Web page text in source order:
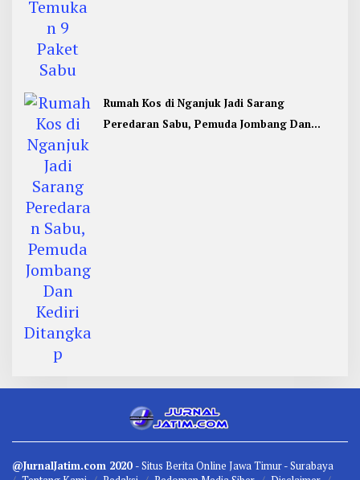
Rumah Kos di Nganjuk Jadi Sarang
Peredaran Sabu, Pemuda Jombang Dan
@JurnalJatim.com 2020 - Situs BeritaOnline Jawa Timur -Surabaya